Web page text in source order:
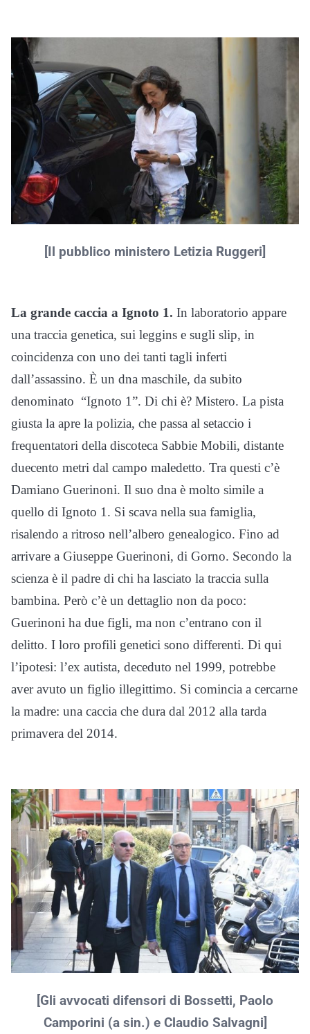
[Il pubblico ministero Letizia Ruggeri]
La grande caccia a Ignoto 1. In laboratorio appare
una traccia genetica, sui leggins e sugli slip, in
coincidenza con uno dei tanti tagli inferti
dall’assassino. È un dna maschile, da subito
denominato “Ignoto 1”. Di chi è? Mistero. La pista
giusta la apre la polizia, che passa al setaccio i
frequentatori della discoteca Sabbie Mobili, distante
duecento metri dal campo maledetto. Tra questi c’è
Damiano Guerinoni. Il suo dna è molto simile a
quello di Ignoto 1. Si scava nella sua famiglia,
risalendo a ritroso nell’albero genealogico. Fino ad
arrivare a Giuseppe Guerinoni, di Gorno. Secondo la
scienza è il padre di chi ha lasciato la traccia sulla
bambina. Però c’è un dettaglio non da poco:
Guerinoni ha due figli, ma non c’entrano con il
delitto. I loro profili genetici sono differenti. Di qui
l’ipotesi: l’ex autista, deceduto nel 1999, potrebbe
aver avuto un figlio illegittimo. Si comincia a cercarne
la madre: una caccia che dura dal 2012 alla tarda
primavera del 2014.
[Gli avvocati difensori di Bossetti, Paolo
Camporini (a sin.) e Claudio Salvagni]